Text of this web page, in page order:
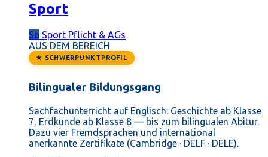
Sport
Sp Sport Pflicht & AGs
AUS DEM BEREICH
★ SCHWERPUNKTPROFIL
Bilingualer Bildungsgang
Sachfachunterricht auf Englisch: Geschichte ab Klasse
7, Erdkunde ab Klasse 8 — bis zum bilingualen Abitur.
Dazu vier Fremdsprachen und international
anerkannte Zertifikate (Cambridge · DELF · DELE).